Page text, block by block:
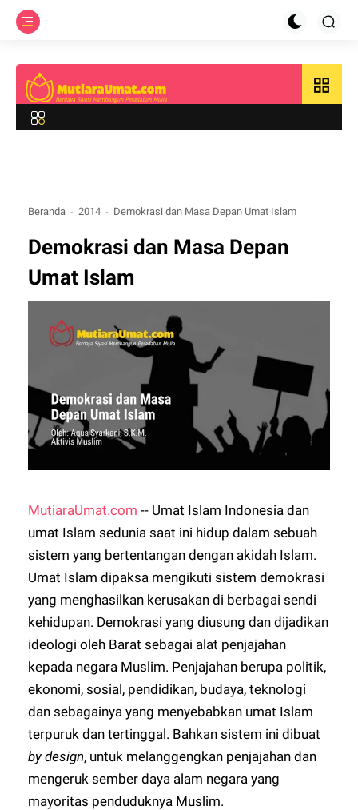
grid_view
Beranda 2014 Demokrasi dan Masa Depan Umat Islam
Demokrasi dan Masa Depan
Umat Islam
MutiaraUmat.com -- Umat Islam Indonesia dan
umat Islam sedunia saat ini hidup dalam sebuah
sistem yang bertentangan dengan akidah Islam.
Umat Islam dipaksa mengikuti sistem demokrasi
yang menghasilkan kerusakan di berbagai sendi
kehidupan. Demokrasi yang diusung dan dijadikan
ideologi oleh Barat sebagai alat penjajahan
kepada negara Muslim. Penjajahan berupa politik,
ekonomi, sosial, pendidikan, budaya, teknologi
dan sebagainya yang menyebabkan umat Islam
terpuruk dan tertinggal. Bahkan sistem ini dibuat
by design, untuk melanggengkan penjajahan dan
mengeruk sember daya alam negara yang
mayoritas penduduknya Muslim.